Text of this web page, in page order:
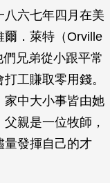
六七年四月在美
爾．萊特（Orville
兄弟從小跟平常
工賺取零用錢。
家中大小事皆由她
親是一位牧師，
量發揮自己的才